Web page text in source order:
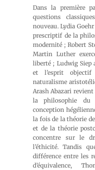
Dans la première
questions
nouveau. Lydia
prescriptif de la
modernité ; Robert
Martin Luther
liberté ; Ludwig Siep
et l’esprit
naturalisme
Arash Abazari
la philosophie
conception
la fois de la théorie
et de la théorie
concentre sur le
l’éthicité. Tandis
différence entre les
d’équivalence,